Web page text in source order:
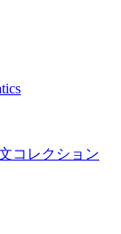
コレクション